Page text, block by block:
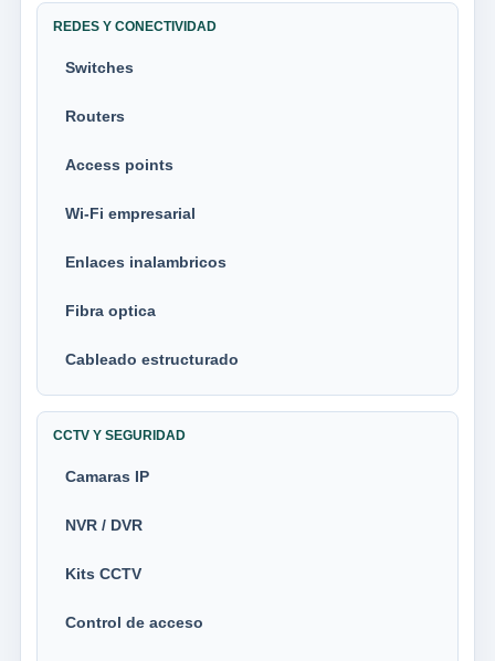
REDES Y CONECTIVIDAD
Switches
Routers
Access points
Wi-Fi empresarial
Enlaces inalambricos
Fibra optica
Cableado estructurado
CCTV Y SEGURIDAD
Camaras IP
NVR / DVR
Kits CCTV
Control de acceso